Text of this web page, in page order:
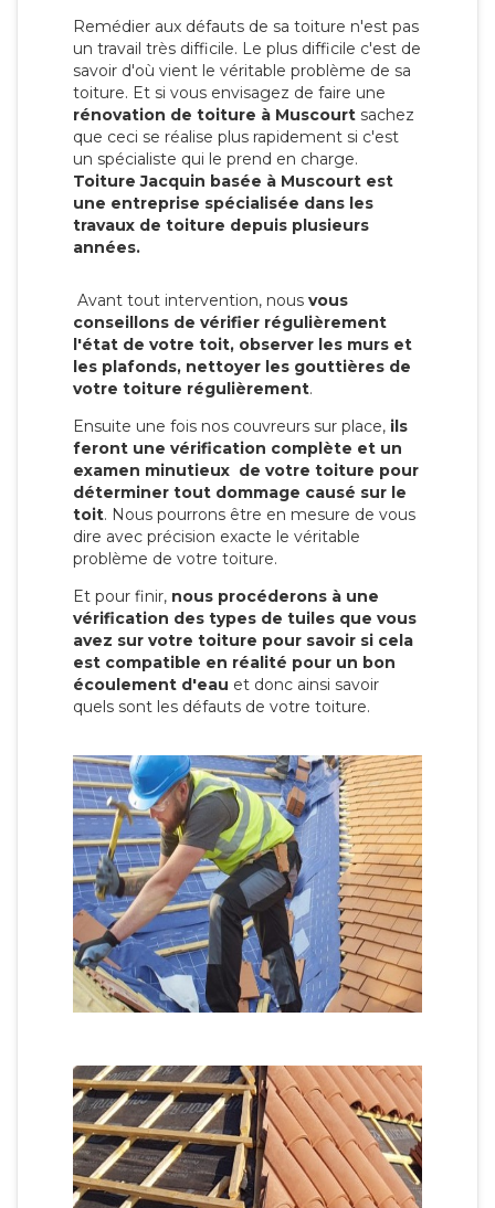
Remédier aux défauts de sa toiture n'est pas
un travail très difficile. Le plus difficile c'est de
savoir d'où vient le véritable problème de sa
toiture. Et si vous envisagez de faire une
rénovation de toiture à Muscourt sachez
que ceci se réalise plus rapidement si c'est
un spécialiste qui le prend en charge.
Toiture Jacquin basée à Muscourt est
une entreprise spécialisée dans les
travaux de toiture depuis plusieurs
années.
Avant tout intervention, nous vous
conseillons de vérifier régulièrement
l'état de votre toit, observer les murs et
les plafonds, nettoyer les gouttières de
votre toiture régulièrement.
Ensuite une fois nos couvreurs sur place, ils
feront une vérification complète et un
examen minutieux de votre toiture pour
déterminer tout dommage causé sur le
toit. Nous pourrons être en mesure de vous
dire avec précision exacte le véritable
problème de votre toiture.
Et pour finir, nous procéderons à une
vérification des types de tuiles que vous
avez sur votre toiture pour savoir si cela
est compatible en réalité pour un bon
écoulement d'eau et donc ainsi savoir
quels sont les défauts de votre toiture.